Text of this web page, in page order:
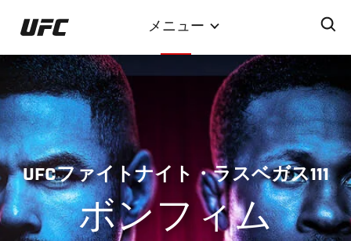
イ
ン
ン
テ
ン
ツ
に
移
動
メニュー
UFCファイトナイト・ラスベガス111
ボンフィム